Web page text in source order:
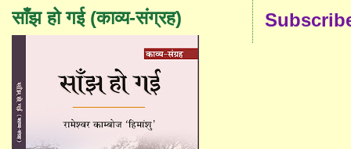
साँझ हो गई (काव्य-संग्रह)